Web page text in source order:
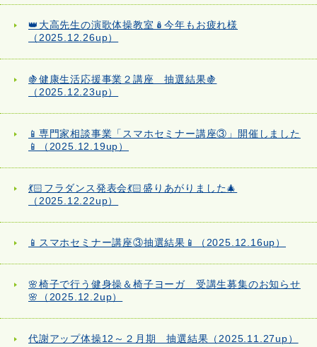
👑大高先生の演歌体操教室🪆今年もお疲れ様
（2025.12.26up）
🍇健康生活応援事業２講座 抽選結果🍇
（2025.12.23up）
📱専門家相談事業「スマホセミナー講座③」開催しました
📱（2025.12.19up）
💃🏻フラダンス発表会💃🏻盛りあがりました🎄
（2025.12.22up）
📱スマホセミナー講座③抽選結果📱（2025.12.16up）
🌸椅子で行う健身操＆椅子ヨーガ 受講生募集のお知らせ
🌸（2025.12.2up）
代謝アップ体操12～２月期 抽選結果（2025.11.27up）